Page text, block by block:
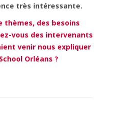
très intéressante.
thèmes, des besoins
vous des intervenants
venir nous expliquer
Orléans ?